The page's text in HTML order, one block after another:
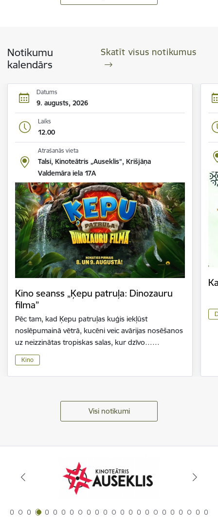
Notikumu
kalendārs
Skatīt visus notikumus
Datums
9. augusts, 2026
Laiks
12.00
Atrašanās vieta
Talsi, Kinoteātris „Auseklis”, Krišjāņa
Valdemāra iela 17A
Kino seanss „Ķepu patruļa: Dinozauru
filma”
Pēc tam, kad Ķepu patruļas kuģis iekļūst
noslēpumainā vētrā, kucēni veic avārijas nosēšanos
uz neizzinātas tropiskas salas, kur dzīvo……
Kino
Visi notikumi